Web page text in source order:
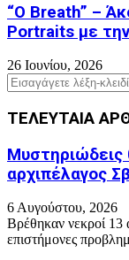
“O Breath” –
Portraits με
26 Ιουνίου, 2026
Search
for:
ΤΕΛΕΥΤΑΙΑ
Μυστηριώδεις
αρχιπέλαγος
6 Αυγούστου, 2026
Βρέθηκαν νεκροί 13
επιστήμονες